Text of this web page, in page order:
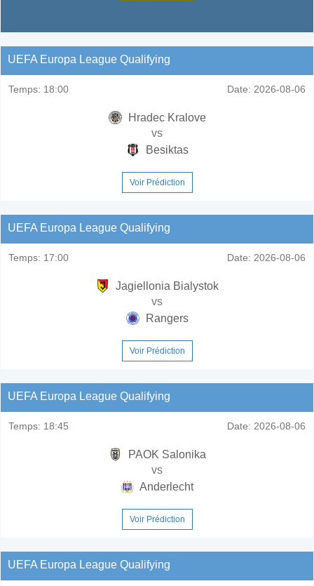
UEFA Europa League Qualifying
Temps: 18:00 Date: 2026-08-06
Hradec Kralove
vs
Besiktas
Voir Prédiction
UEFA Europa League Qualifying
Temps: 17:00 Date: 2026-08-06
Jagiellonia Bialystok
vs
Rangers
Voir Prédiction
UEFA Europa League Qualifying
Temps: 18:45 Date: 2026-08-06
PAOK Salonika
vs
Anderlecht
Voir Prédiction
UEFA Europa League Qualifying